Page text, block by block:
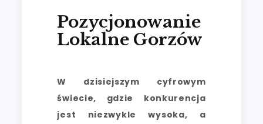
Pozycjonowanie
Lokalne Gorzów
W dzisiejszym cyfrowym
świecie, gdzie konkurencja
jest niezwykle wysoka, a